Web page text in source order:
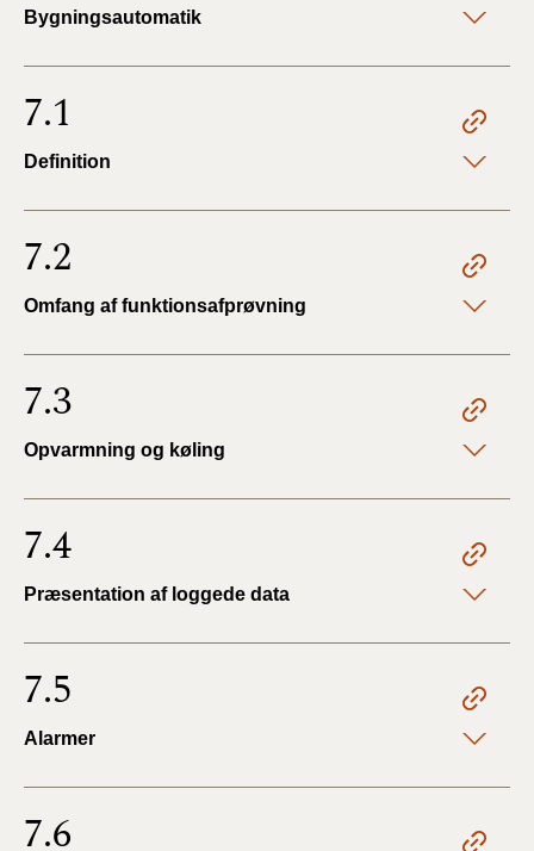
Bygningsautomatik
7.1
Definition
7.2
Omfang af funktionsafprøvning
7.3
Opvarmning og køling
7.4
Præsentation af loggede data
7.5
Alarmer
7.6